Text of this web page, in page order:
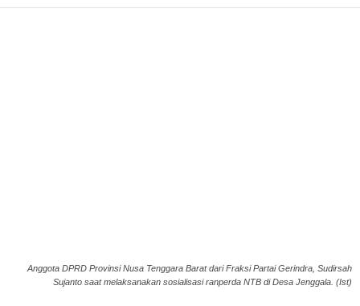
Anggota DPRD Provinsi Nusa Tenggara Barat dari Fraksi Partai Gerindra, Sudirsah
Sujanto saat melaksanakan sosialisasi ranperda NTB di Desa Jenggala. (Ist)